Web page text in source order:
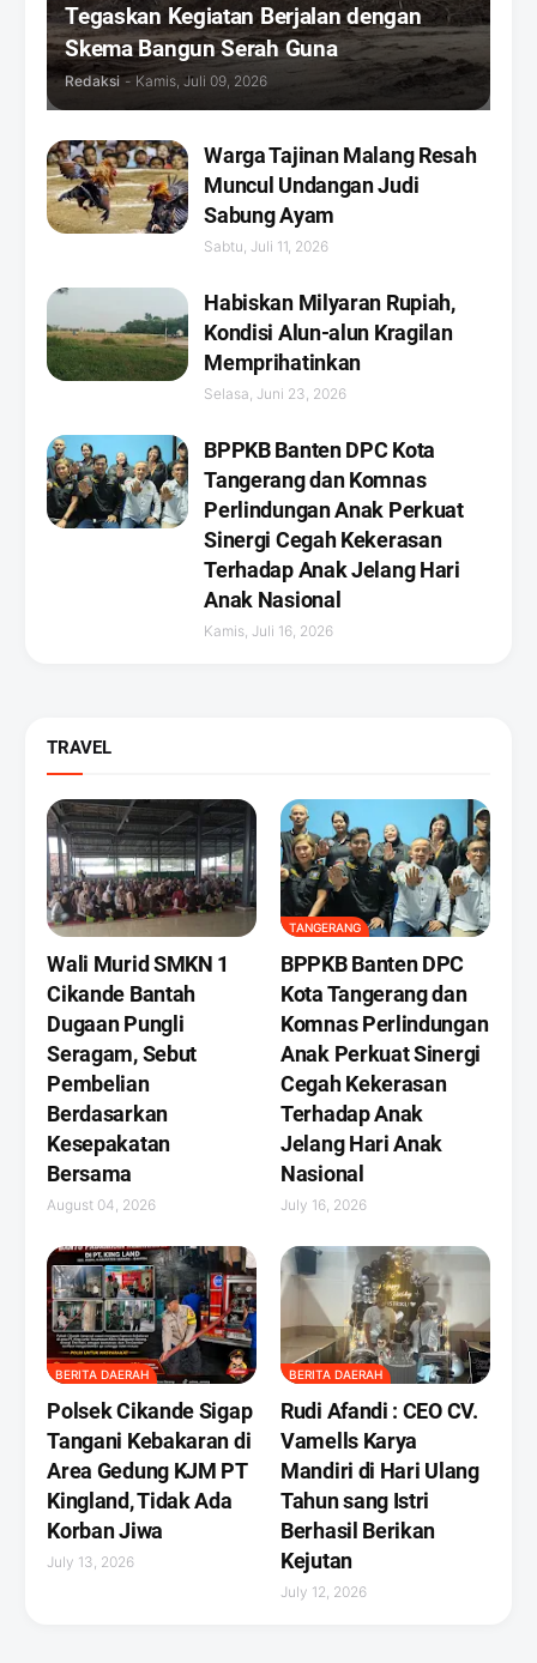
Tegaskan Kegiatan Berjalan dengan
Skema Bangun Serah Guna
Redaksi - Kamis, Juli 09, 2026
Warga Tajinan Malang Resah
Muncul Undangan Judi
Sabung Ayam
Sabtu, Juli 11, 2026
Habiskan Milyaran Rupiah,
Kondisi Alun-alun Kragilan
Memprihatinkan
Selasa, Juni 23, 2026
BPPKB Banten DPC Kota
Tangerang dan Komnas
Perlindungan Anak Perkuat
Sinergi Cegah Kekerasan
Terhadap Anak Jelang Hari
Anak Nasional
Kamis, Juli 16, 2026
TRAVEL
Wali Murid SMKN 1
Cikande Bantah
Dugaan Pungli
Seragam, Sebut
Pembelian
Berdasarkan
Kesepakatan
Bersama
August 04, 2026
TANGERANG
BPPKB Banten DPC
Kota Tangerang dan
Komnas Perlindungan
Anak Perkuat Sinergi
Cegah Kekerasan
Terhadap Anak
Jelang Hari Anak
Nasional
July 16, 2026
BERITA DAERAH
Polsek Cikande Sigap
Tangani Kebakaran di
Area Gedung KJM PT
Kingland, Tidak Ada
Korban Jiwa
July 13, 2026
BERITA DAERAH
Rudi Afandi : CEO CV.
Vamells Karya
Mandiri di Hari Ulang
Tahun sang Istri
Berhasil Berikan
Kejutan ‎
July 12, 2026